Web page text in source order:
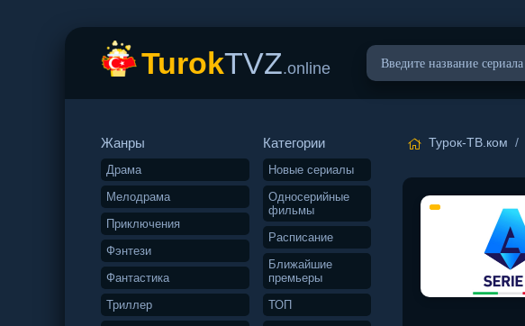
TurokTVZ.online
Жанры
Драма
Мелодрама
Приключения
Фэнтези
Фантастика
Триллер
Категории
Новые сериалы
Односерийные
фильмы
Расписание
Ближайшие
премьеры
ТОП
Турок-ТВ.ком /